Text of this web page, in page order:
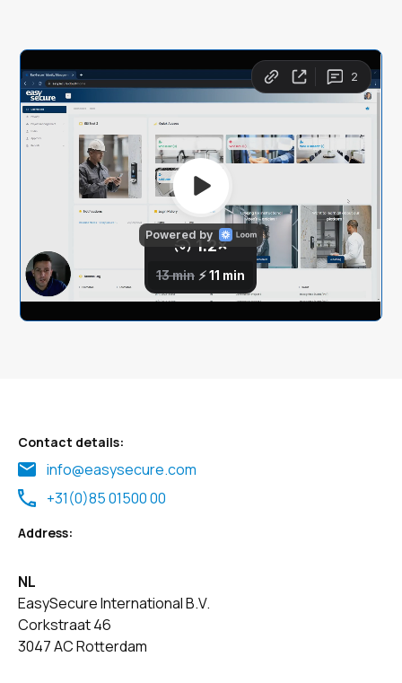
Contact details:
info@easysecure.com
+31(0)85 01500 00
Address:
NL
EasySecure International B.V.
Corkstraat 46
3047 AC Rotterdam